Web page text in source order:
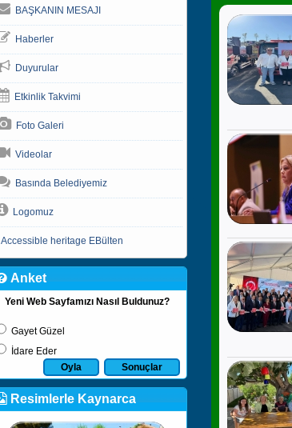
BAŞKANIN MESAJI
Haberler
Duyurular
Etkinlik Takvimi
Foto Galeri
Videolar
Basında Belediyemiz
Logomuz
Accessible heritage EBülten
Anket
Yeni Web Sayfamızı Nasıl Buldunuz?
Gayet Güzel
İdare Eder
Sonuçlar
Oyla
Resimlerle Kaynarca